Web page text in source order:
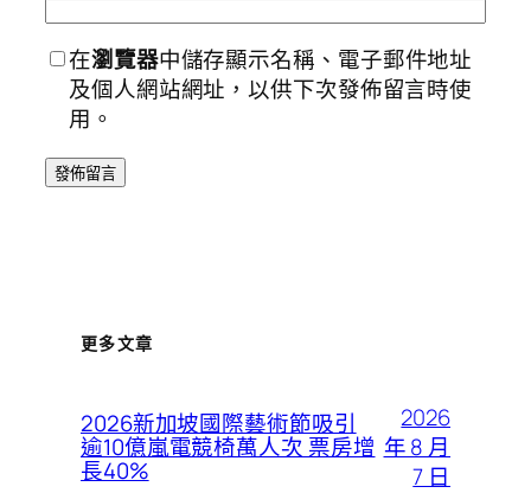
在瀏覽器中儲存顯示名稱、電子郵件地址
及個人網站網址，以供下次發佈留言時使
用。
更多文章
2026新加坡國際藝術節吸引
逾10億嵐電競椅萬人次 票房增
長40%
2026
年 8 月
7 日